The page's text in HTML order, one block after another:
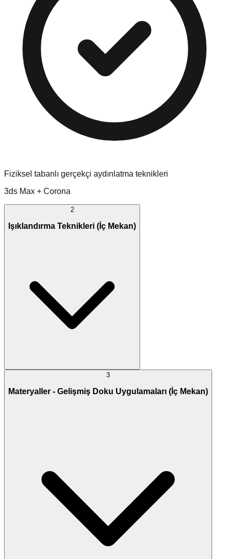
Fiziksel tabanlı gerçekçi aydınlatma teknikleri
3ds Max + Corona
2
Işıklandırma Teknikleri (İç Mekan)
3
Materyaller - Gelişmiş Doku Uygulamaları (İç Mekan)